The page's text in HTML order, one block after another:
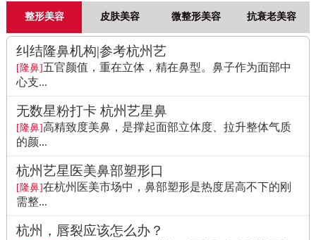
整形美容 皮肤美容 微整形美容 抗衰老美容
纠结隆鼻机构|参考杭州艺
[隆鼻]五官颜值，重在立体，精在鼻型。鼻子作为面部中
心支...
无数星粉打卡 杭州艺星鼻
[隆鼻]高精致度美鼻，是撑起面部立体度、拉升整体气质
的颜...
杭州艺星医美鼻部塑形口
[隆鼻]在杭州医美市场中，鼻部塑形是热度居高不下的刚
需整...
杭州，唇裂应该怎么办？